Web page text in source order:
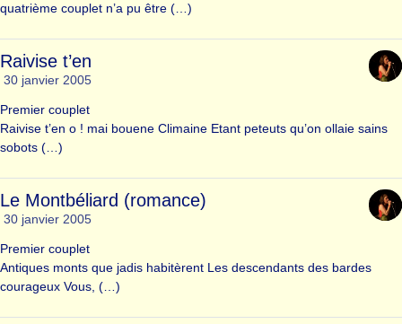
quatrième couplet n’a pu être (…)
Raivise t’en
30 janvier 2005
Premier couplet
Raivise t’en o ! mai bouene Climaine Etant peteuts qu’on ollaie sains
sobots (…)
Le Montbéliard (romance)
30 janvier 2005
Premier couplet
Antiques monts que jadis habitèrent Les descendants des bardes
courageux Vous, (…)